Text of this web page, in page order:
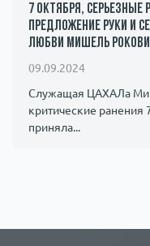
7 октября, серьезные
предложение руки и
любви Мишель
09.09.2024
Служащая ЦАХАЛа
критические ранения
приняла...